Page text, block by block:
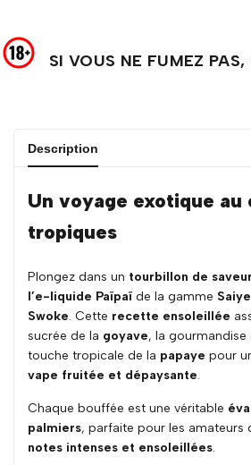
SI VOUS NE FUMEZ
Description
Un voyage exotique
tropiques
Plongez dans un tourbillon de
l’e-liquide Païpaï de la gamme
Swoke. Cette recette ensoleillée
sucrée de la goyave, la gourmandise
touche tropicale de la papaye pour
vape fruitée et dépaysante.
Chaque bouffée est une véritable
palmiers, parfaite pour les amateurs
notes intenses et ensoleillées.